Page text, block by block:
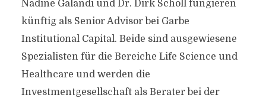
Nadine Galandi und Dr. Dirk Scholl fungieren
künftig als Senior Advisor bei Garbe
Institutional Capital. Beide sind ausgewiesene
Spezialisten für die Bereiche Life Science und
Healthcare und werden die
Investmentgesellschaft als Berater bei der